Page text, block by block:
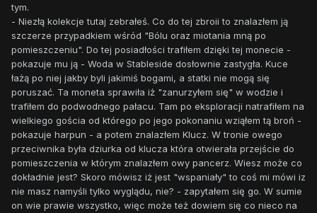
tym.
- Niezłą kolekcje tutaj zebrałeś. Co do tej zbroii to znalazłem ją
szczerze przypadkiem wśród "Bólu oraz miotania mną po
pomieszczeniu". Do tej posiadłości trafiłem dzięki tej monecie -
pokazuje mu ją - Woda w Stableside dosłownie zastygła. Kuce
łażą po niej jakby byli jakimiś bogami, a statki nie mogą się
poruszać. Ta moneta sprawiła iż "zanurzyłem się" w wodzie i
trafiłem do podwodnego pałacu. Tam po eksploracji natrafiłem na
wielkiego gościa od którego po jego pokonaniu wziąłem tą broń -
pokazuje harpun - a potem znalazłem Klucz. W tronie owego
przeciwnika była dziurka od klucza która otwierała przejście do
pomieszczenia w którym znalazłem owy pancerz. Wiesz może co
dokładnie jest? Skoro mówisz iż jest "wspaniały" to coś mi mówi iz
nie masz namyśli tylko wyglądu, nie? - zapytałem się go. W sumie
on wie prawie wszystko, więc może też dowiem się co nieco na